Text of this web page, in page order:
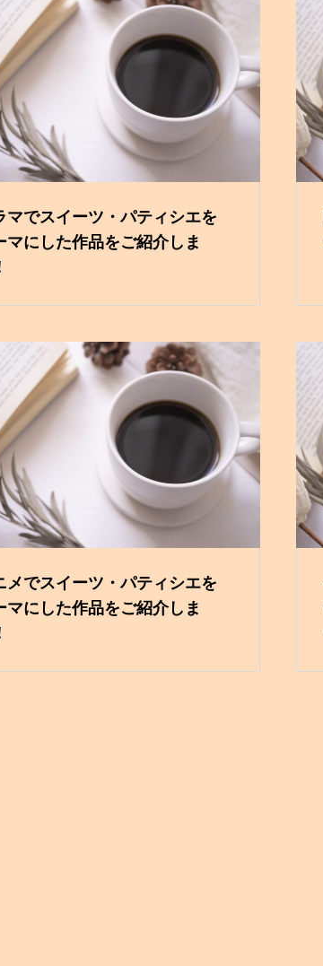
マでスイーツ・パティシエを
マにした作品をご紹介しま
メでスイーツ・パティシエを
マにした作品をご紹介しま